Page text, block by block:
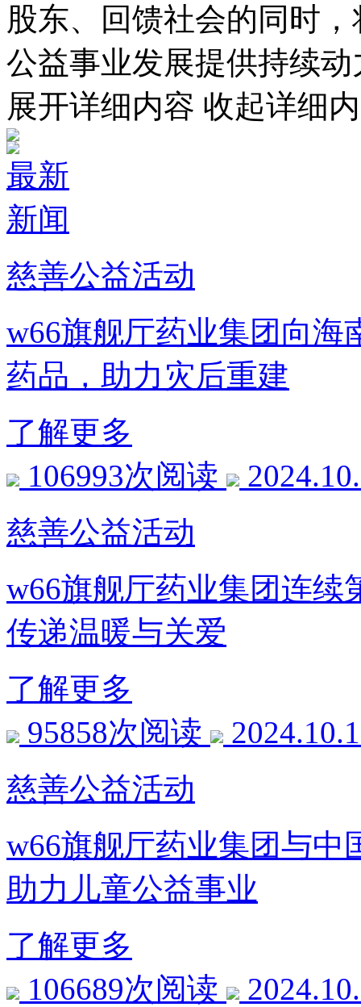
股东、回馈社会的同时
公益事业发展提供持续动
展开详细内容 收起详细
最新
新闻
慈善公益活动
w66旗舰厅药业集团向海
药品，助力灾后重建
了解更多
106993次阅读
慈善公益活动
w66旗舰厅药业集团连续
传递温暖与关爱
了解更多
95858次阅读
慈善公益活动
w66旗舰厅药业集团与中
助力儿童公益事业
了解更多
106689次阅读